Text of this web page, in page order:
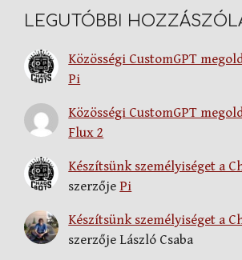
LEGUTÓBBI
Közösségi CustomGPT
Pi
Közösségi CustomGPT
Flux 2
Készítsünk személyiséget a
szerzője Pi
Készítsünk személyiséget a
szerzője László Csaba